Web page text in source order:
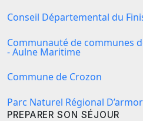
Conseil Départemental du
Communauté de communes
- Aulne Maritime
Commune de Crozon
Parc Naturel Régional
PREPARER SON SÉJOUR